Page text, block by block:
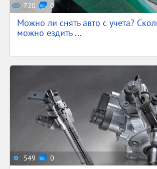
720 0
Можно ли снять авто с учета?
можно ездить ...
549 0